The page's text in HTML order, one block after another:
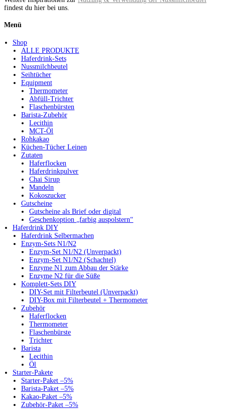
findest du hier bei uns.
Menü
Shop
ALLE PRODUKTE
Haferdrink-Sets
Nussmilchbeutel
Seihtücher
Equipment
Thermometer
Abfüll-Trichter
Flaschenbürsten
Barista-Zubehör
Lecithin
MCT-Öl
Rohkakao
Küchen-Tücher Leinen
Zutaten
Haferflocken
Haferdrinkpulver
Chai Sirup
Mandeln
Kokoszucker
Gutscheine
Gutscheine als Brief oder digital
Geschenkoption „farbig auspolstern“
Haferdrink DIY
Haferdrink Selbermachen
Enzym-Sets N1/N2
Enzym-Set N1/N2 (Unverpackt)
Enzym-Set N1/N2 (Schachtel)
Enzyme N1 zum Abbau der Stärke
Enzyme N2 für die Süße
Komplett-Sets DIY
DIY-Set mit Filterbeutel (Unverpackt)
DIY-Box mit Filterbeutel + Thermometer
Zubehör
Haferflocken
Thermometer
Flaschenbürste
Trichter
Barista
Lecithin
Öl
Starter-Pakete
Starter-Paket –5%
Barista-Paket –5%
Kakao-Paket –5%
Zubehör-Paket –5%